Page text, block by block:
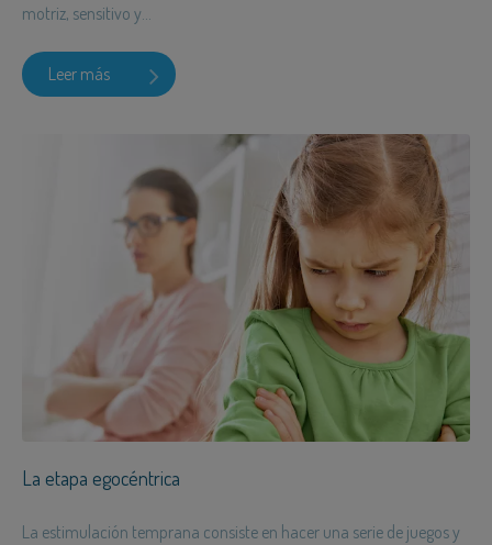
motriz, sensitivo y...
Leer más
La etapa egocéntrica
La estimulación temprana consiste en hacer una serie de juegos y